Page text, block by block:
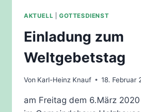
AKTUELL GOTTESDIENST
Einladung zum
Weltgebetstag
Von Karl-Heinz Knauf 18. Februar
am Freitag dem 6.März